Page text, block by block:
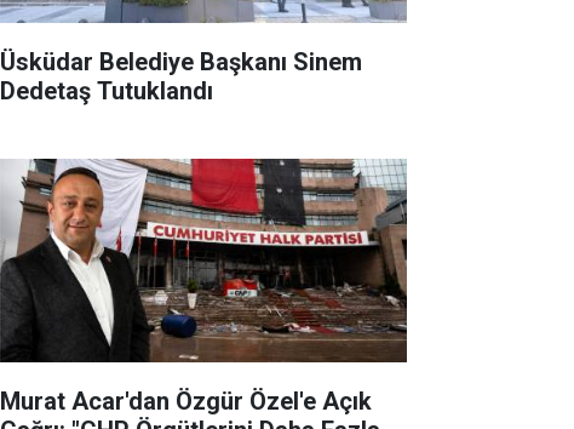
Üsküdar Belediye Başkanı Sinem
Dedetaş Tutuklandı
Murat Acar'dan Özgür Özel'e Açık